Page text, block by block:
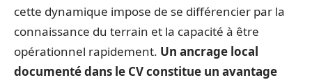
cette dynamique impose de se différencier par la
connaissance du terrain et la capacité à être
opérationnel rapidement. Un ancrage local
documenté dans le CV constitue un avantage